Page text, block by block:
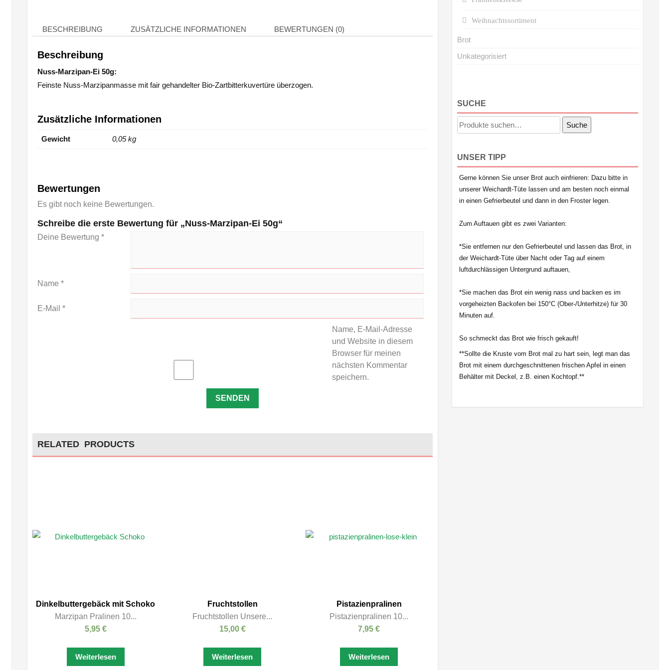
BESCHREIBUNG ZUSÄTZLICHE INFORMATIONEN BEWERTUNGEN (0)
Beschreibung
Nuss-Marzipan-Ei 50g:
Feinste Nuss-Marzipanmasse mit fair gehandelter Bio-Zartbitterkuvertüre überzogen.
Zusätzliche Informationen
Gewicht 0,05 kg
Bewertungen
Es gibt noch keine Bewertungen.
Schreibe die erste Bewertung für „Nuss-Marzipan-Ei 50g“
Deine Bewertung *
Name *
E-Mail *
Name, E-Mail-Adresse
und Website in diesem
Browser für meinen
nächsten Kommentar
speichern.
RELATED PRODUCTS
Dinkelbuttergebäck mit Schoko
Marzipan Pralinen 10...
5,95 €
Weiterlesen
Fruchtstollen
Fruchtstollen Unsere...
15,00 €
Weiterlesen
Pistazienpralinen
Pistazienpralinen 10...
7,95€
Weiterlesen
Weihnachtssortiment
Brot
Unkategorisiert
SUCHE
Suche
nach:
Suche
UNSER TIPP
Gerne können Sie unser Brot auch einfrieren: Dazu bitte in
unserer Weichardt-Tüte lassen und am besten noch einmal
in einen Gefrierbeutel und dann in den Froster legen.
Zum Auftauen gibt es zwei Varianten:
*Sie entfernen nur den Gefrierbeutel und lassen das Brot, in
der Weichardt-Tüte über Nacht oder Tag auf einem
luftdurchlässigen Untergrund auftauen,
*Sie machen das Brot ein wenig nass und backen es im
vorgeheizten Backofen bei 150°C (Ober-/Unterhitze) für 30
Minuten auf.
So schmeckt das Brot wie frisch gekauft!
**Sollte die Kruste vom Brot mal zu hart sein, legt man das
Brot mit einem durchgeschnittenen frischen Apfel in einen
Behälter mit Deckel, z.B. einen Kochtopf.**